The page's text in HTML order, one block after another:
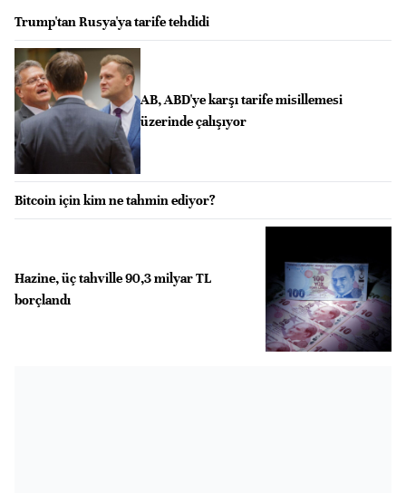
Trump'tan Rusya'ya tarife tehdidi
AB, ABD'ye karşı tarife misillemesi
üzerinde çalışıyor
Bitcoin için kim ne tahmin ediyor?
Hazine, üç tahville 90,3 milyar TL
borçlandı